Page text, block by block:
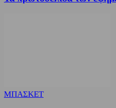
ΜΠΑΣΚΕΤ